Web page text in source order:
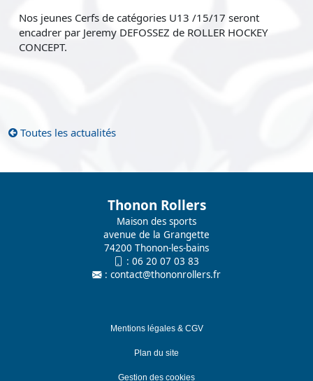
Nos jeunes Cerfs de catégories U13 /15/17 seront
encadrer par Jeremy DEFOSSEZ de ROLLER HOCKEY
CONCEPT.
Toutes les actualités
Thonon Rollers
Maison des sports
avenue de la Grangette
74200 Thonon-les-bains
: 06 20 07 03 83
: contact@thononrollers.fr
Mentions légales & CGV
Plan du site
Gestion des cookies